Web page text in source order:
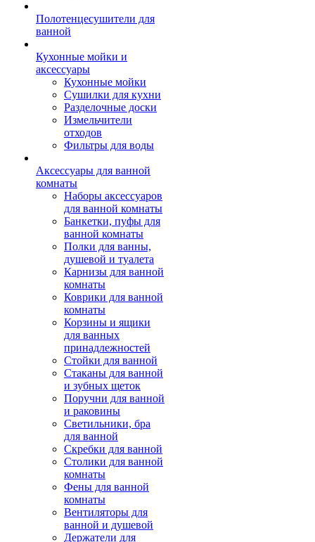
Полотенцесушители для
ванной
Кухонные мойки и
аксессуары
Кухонные мойки
Сушилки для кухни
Разделочные доски
Измельчители
отходов
Фильтры для воды
Аксессуары для ванной
комнаты
Наборы аксессуаров
для ванной комнаты
Банкетки, пуфы для
ванной комнаты
Полки для ванны,
душевой и туалета
Карнизы для ванной
комнаты
Коврики для ванной
комнаты
Корзины и ящики
для ванных
принадлежностей
Стойки для ванной
Стаканы для ванной
и зубных щеток
Поручни для ванной
и раковины
Светильники, бра
для ванной
Скребки для ванной
Столики для ванной
комнаты
Фены для ванной
комнаты
Вентиляторы для
ванной и душевой
Держатели для